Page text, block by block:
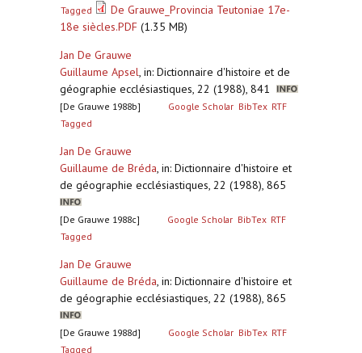
Tagged
De Grauwe_Provincia Teutoniae 17e-
18e siècles.PDF (1.35 MB)
Jan De Grauwe
Guillaume Apsel, in: Dictionnaire d'histoire et de
géographie ecclésiastiques, 22 (1988), 841
[De Grauwe 1988b] Google Scholar BibTex RTF
Tagged
Jan De Grauwe
Guillaume de Bréda, in: Dictionnaire d'histoire et
de géographie ecclésiastiques, 22 (1988), 865
[De Grauwe 1988c] Google Scholar BibTex RTF
Tagged
Jan De Grauwe
Guillaume de Bréda, in: Dictionnaire d'histoire et
de géographie ecclésiastiques, 22 (1988), 865
[De Grauwe 1988d] Google Scholar BibTex RTF
Tagged